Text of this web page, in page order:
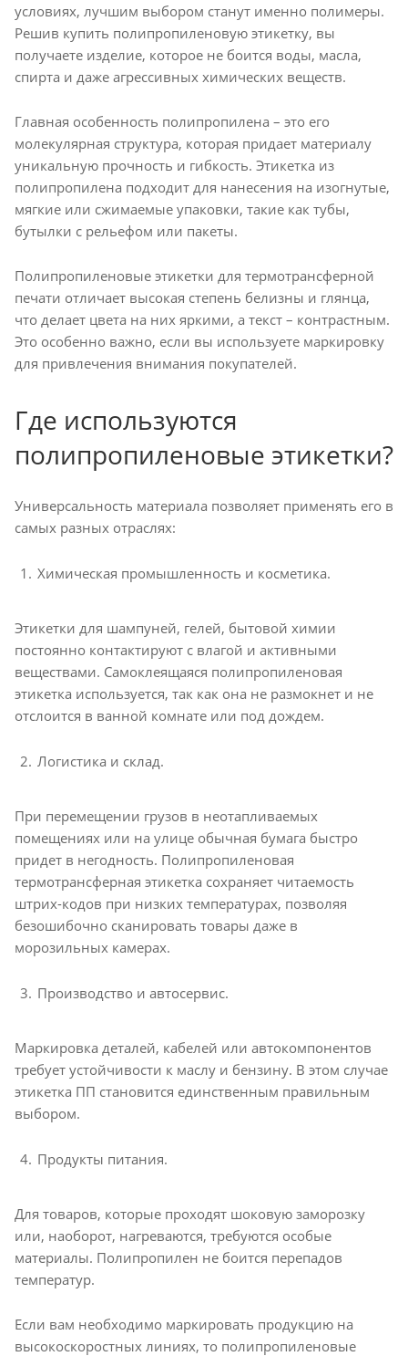
условиях, лучшим выбором станут именно полимеры.
Решив купить полипропиленовую этикетку, вы
получаете изделие, которое не боится воды, масла,
спирта и даже агрессивных химических веществ.
Главная особенность полипропилена – это его
молекулярная структура, которая придает материалу
уникальную прочность и гибкость. Этикетка из
полипропилена подходит для нанесения на изогнутые,
мягкие или сжимаемые упаковки, такие как тубы,
бутылки с рельефом или пакеты.
Полипропиленовые этикетки для термотрансферной
печати отличает высокая степень белизны и глянца,
что делает цвета на них яркими, а текст – контрастным.
Это особенно важно, если вы используете маркировку
для привлечения внимания покупателей.
Где используются
полипропиленовые этикетки?
Универсальность материала позволяет применять его в
самых разных отраслях:
Химическая промышленность и косметика.
Этикетки для шампуней, гелей, бытовой химии
постоянно контактируют с влагой и активными
веществами. Самоклеящаяся полипропиленовая
этикетка используется, так как она не размокнет и не
отслоится в ванной комнате или под дождем.
Логистика и склад.
При перемещении грузов в неотапливаемых
помещениях или на улице обычная бумага быстро
придет в негодность. Полипропиленовая
термотрансферная этикетка сохраняет читаемость
штрих-кодов при низких температурах, позволяя
безошибочно сканировать товары даже в
морозильных камерах.
Производство и автосервис.
Маркировка деталей, кабелей или автокомпонентов
требует устойчивости к маслу и бензину. В этом случае
этикетка ПП становится единственным правильным
выбором.
Продукты питания.
Для товаров, которые проходят шоковую заморозку
или, наоборот, нагреваются, требуются особые
материалы. Полипропилен не боится перепадов
температур.
Если вам необходимо маркировать продукцию на
высокоскоростных линиях, то полипропиленовые